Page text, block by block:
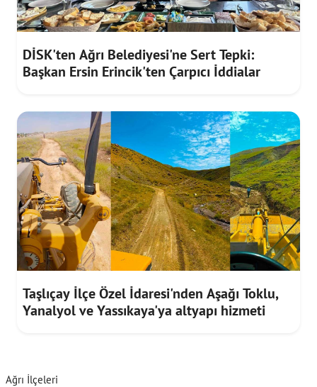
DİSK'ten Ağrı Belediyesi'ne Sert Tepki:
Başkan Ersin Erincik'ten Çarpıcı İddialar
Taşlıçay İlçe Özel İdaresi'nden Aşağı Toklu,
Yanalyol ve Yassıkaya'ya altyapı hizmeti
Ağrı İlçeleri